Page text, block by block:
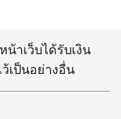
าเว็บได้รับเงิน
เป็นอย่างอื่น